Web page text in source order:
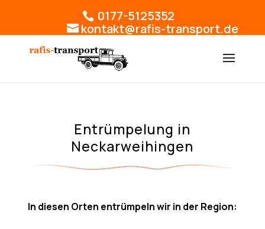
0177-5125352
kontakt@rafis-transport.de
Entrümpelung in
Neckarweihingen
In diesen Orten entrümpeln wir in der Region: